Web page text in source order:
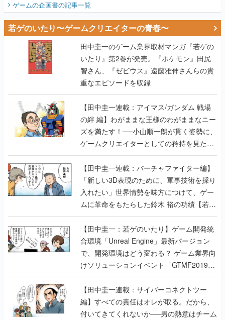
ゲームの企画書の記事一覧
若ゲのいたり〜ゲームクリエイターの青春〜
田中圭一のゲーム業界取材マンガ『若ゲの
いたり』第2巻が発売。『ポケモン』田尻
智さん、『ゼビウス』遠藤雅伸さんらの貴
重なエピソードを収録
【田中圭一連載：アイマス/ガンダム 戦場
の絆 編】わがままな王様のわがままなニー
ズを満たす！──小山順一朗が貫く姿勢に、
ゲームクリエイターとしての矜持を見た
【若ゲのいたり最終回】
【田中圭一連載：バーチャファイター編】
「新しい3D表現のために、軍事技術を採り
入れたい」世界情勢を味方につけて、ゲー
ムに革命をもたらした鈴木 裕の功績【若ゲ
のいたり】
【田中圭一：若ゲのいたり】ゲーム開発統
合環境「Unreal Engine」最新バージョン
で、開発環境はどう変わる？ ゲーム業界向
けソリューションイベント「GTMF2019」
に行って、より理解を深めよう【PR】
【田中圭一連載：サイバーコネクトツー
編】すべての責任はオレが取る。だから、
付いてきてくれないか──男の熱意はチーム